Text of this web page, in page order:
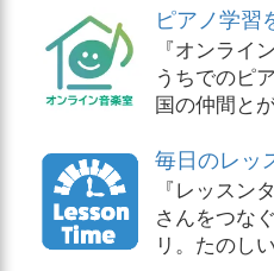
ピアノ学習
『オンライ
うちでのピ
国の仲間と
毎日のレッ
『レッスン
さんをつな
リ。たのし